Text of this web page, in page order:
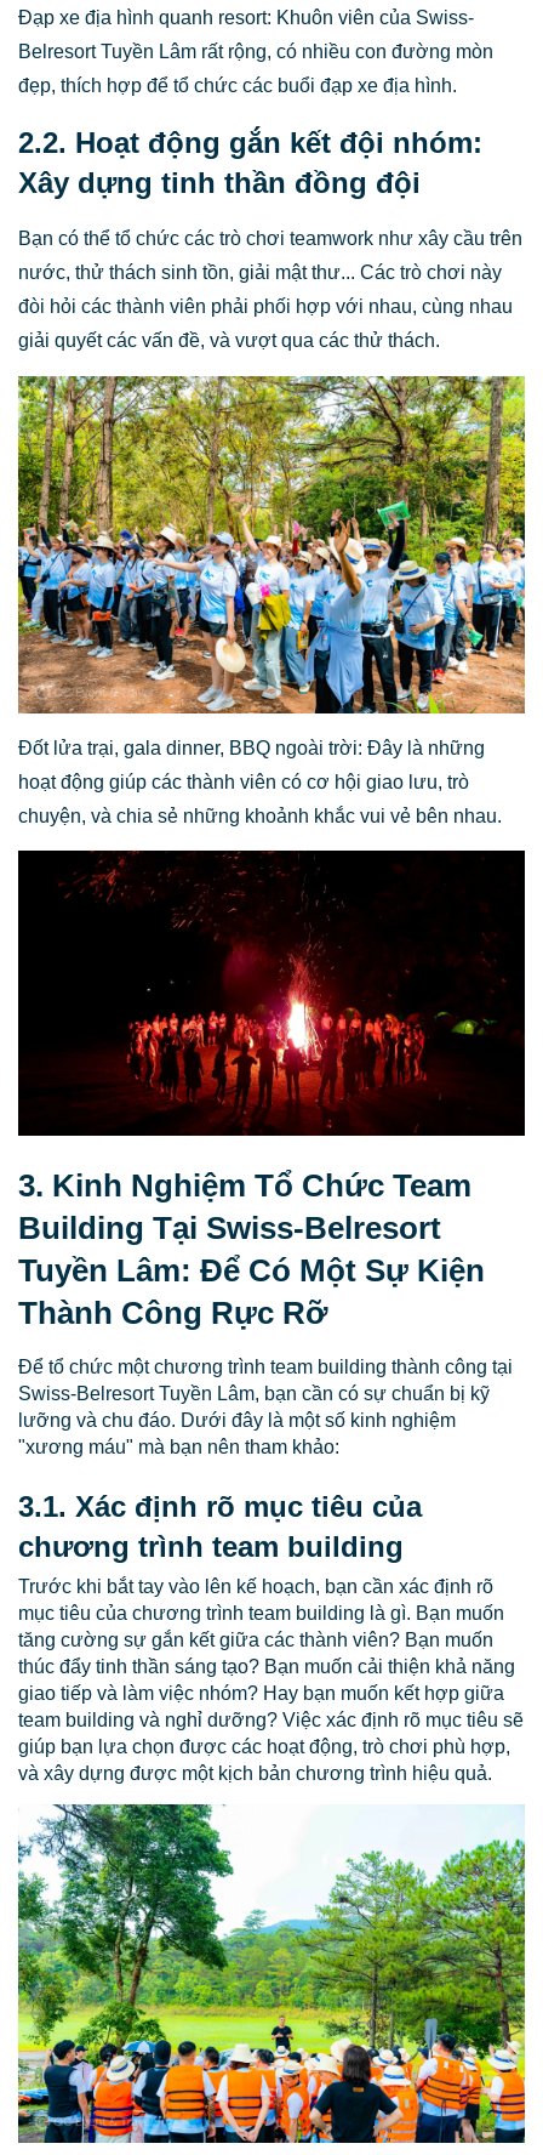
Đạp xe địa hình quanh resort: Khuôn viên của Swiss-
Belresort Tuyền Lâm rất rộng, có nhiều con đường mòn
đẹp, thích hợp để tổ chức các buổi đạp xe địa hình.
2.2. Hoạt động gắn kết đội nhóm:
Xây dựng tinh thần đồng đội
Bạn có thể tổ chức các trò chơi teamwork như xây cầu trên
nước, thử thách sinh tồn, giải mật thư... Các trò chơi này
đòi hỏi các thành viên phải phối hợp với nhau, cùng nhau
giải quyết các vấn đề, và vượt qua các thử thách.
Đốt lửa trại, gala dinner, BBQ ngoài trời: Đây là những
hoạt động giúp các thành viên có cơ hội giao lưu, trò
chuyện, và chia sẻ những khoảnh khắc vui vẻ bên nhau.
3. Kinh Nghiệm Tổ Chức Team
Building Tại Swiss-Belresort
Tuyền Lâm: Để Có Một Sự Kiện
Thành Công Rực Rỡ
Để tổ chức một chương trình team building thành công tại
Swiss-Belresort Tuyền Lâm, bạn cần có sự chuẩn bị kỹ
lưỡng và chu đáo. Dưới đây là một số kinh nghiệm
"xương máu" mà bạn nên tham khảo:
3.1. Xác định rõ mục tiêu của
chương trình team building
Trước khi bắt tay vào lên kế hoạch, bạn cần xác định rõ
mục tiêu của chương trình team building là gì. Bạn muốn
tăng cường sự gắn kết giữa các thành viên? Bạn muốn
thúc đẩy tinh thần sáng tạo? Bạn muốn cải thiện khả năng
giao tiếp và làm việc nhóm? Hay bạn muốn kết hợp giữa
team building và nghỉ dưỡng? Việc xác định rõ mục tiêu sẽ
giúp bạn lựa chọn được các hoạt động, trò chơi phù hợp,
và xây dựng được một kịch bản chương trình hiệu quả.